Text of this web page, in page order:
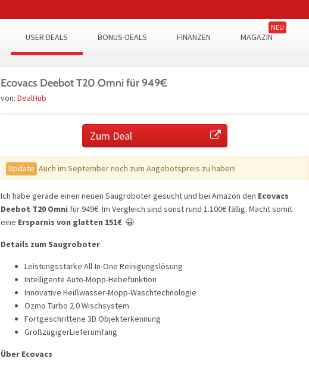
USER DEALS BONUS-DEALS FINANZEN MAGAZIN
Ecovacs Deebot T20 Omni für 949€
von: DealHub
Zum Deal
Update Auch im September noch zum Angebotspreis zu haben!
Ich habe gerade einen neuen Saugroboter gesucht und bei Amazon den Ecovacs
Deebot T20 Omni für 949€. Im Vergleich sind sonst rund 1.100€ fällig. Macht somit
eine Ersparnis von glatten 151€. 😀
Details zum Saugroboter
Leistungsstarke All-In-One Reinigungslösung
Intelligente Auto-Mopp-Hebefunktion
Innovative Heißwasser-Mopp-Waschtechnologie
Ozmo Turbo 2.0 Wischsystem
Fortgeschrittene 3D Objekterkennung
GroßzügigerLieferumfang
Über Ecovacs